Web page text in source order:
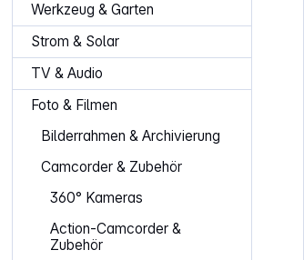
Werkzeug & Garten
Strom & Solar
TV & Audio
Foto & Filmen
Bilderrahmen & Archivierung
Camcorder & Zubehör
360° Kameras
Action-Camcorder &
Zubehör